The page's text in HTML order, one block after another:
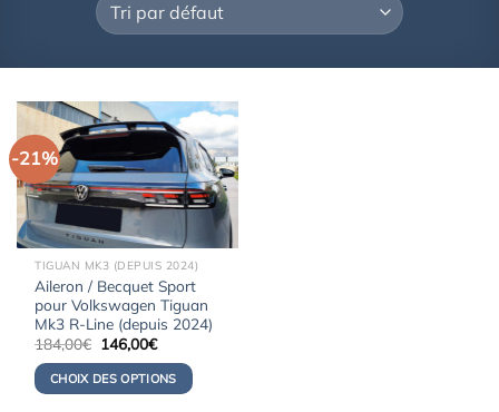
-21%
TIGUAN MK3 (DEPUIS 2024)
Aileron / Becquet Sport
pour Volkswagen Tiguan
Mk3 R-Line (depuis 2024)
184,00€ Le
prix
initial
était :
184,00€.
146,00€Le
actuel
est :
146,00€.
CHOIX DES OPTIONS